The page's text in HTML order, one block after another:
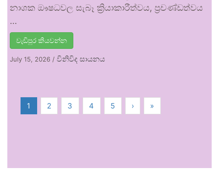
නාශක ඖෂධවල සැබෑ ක්‍රියාකාරීත්වය, ප්‍රචණ්ඩත්වය
…
වැඩිපුර කියවන්න
July 15, 2026 / විනිවිද සායනය
1 2 3 4 5 › »